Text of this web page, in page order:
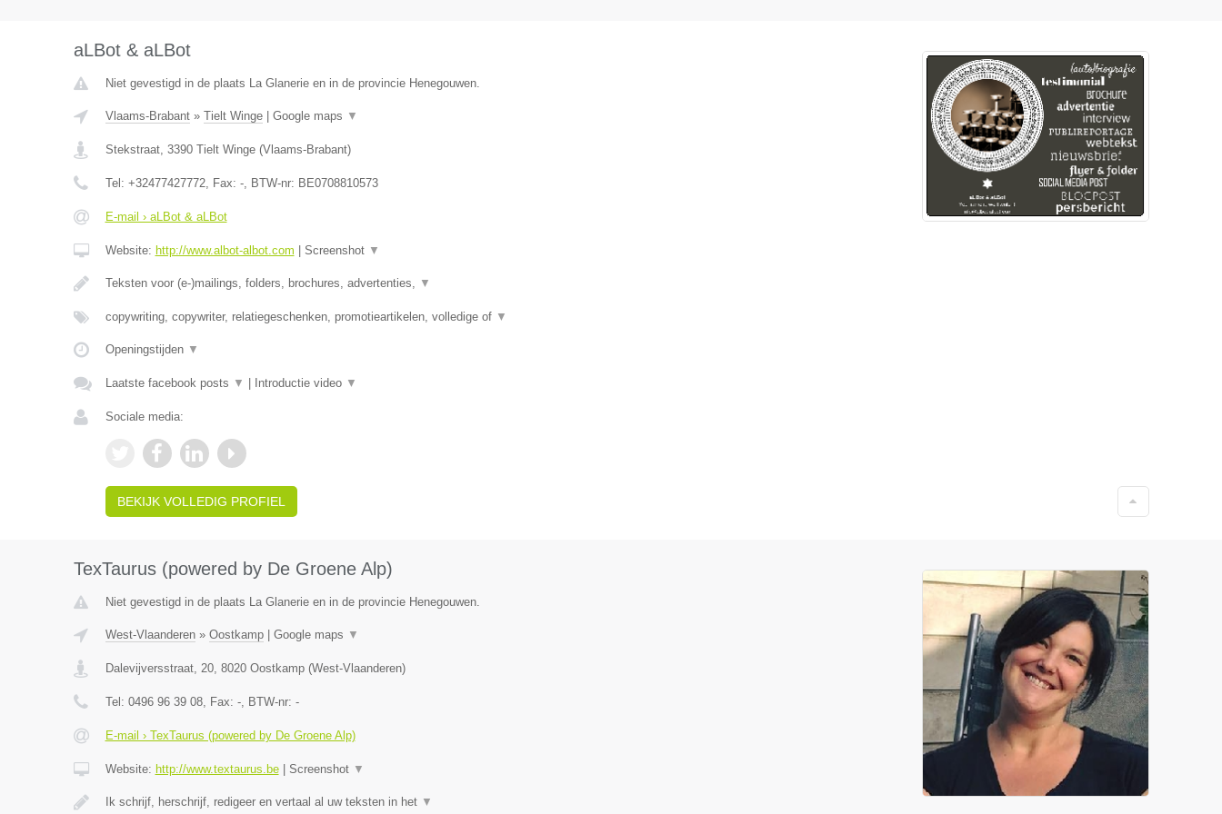
aLBot & aLBot
Niet gevestigd in de plaats La Glanerie en in de provincie Henegouwen.
Vlaams-Brabant» Tielt Winge| Google maps ▼
Stekstraat, 3390 Tielt Winge(Vlaams-Brabant)
Tel: +32477427772, Fax: -, BTW-nr: BE0708810573
E-mail › aLBot & aLBot
Website: http://www.albot-albot.com Screenshot ▼
Teksten voor (e-)mailings, folders, brochures, advertenties, ▼
copywriting, copywriter, relatiegeschenken, promotieartikelen, volledige of ▼
Openingstijden ▼
Laatste facebook posts ▼ Introductie video ▼
Sociale media:
BEKIJK VOLLEDIG PROFIEL
TexTaurus (powered by De Groene Alp)
Niet gevestigd in de plaats La Glanerie en in de provincie Henegouwen.
West-Vlaanderen» Oostkamp| Google maps ▼
Dalevijversstraat, 20, 8020 Oostkamp(West-Vlaanderen)
Tel: 0496 96 39 08, Fax: -, BTW-nr: -
E-mail › TexTaurus (powered by De Groene Alp)
Website: http://www.textaurus.be| Screenshot ▼
Ik schrijf, herschrijf, redigeer en vertaal al uw teksten in het ▼